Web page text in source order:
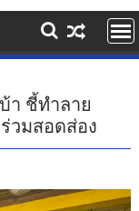
า ชี้ทำลาย
วมสอดส่อง